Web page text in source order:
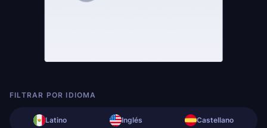
FILTRAR POR IDIOMA
Latino Inglés Castellano